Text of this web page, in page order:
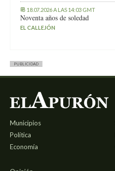
18.07.2026 A LAS 14:03 GMT
Noventa años de soledad
EL CALLEJÓN
PUBLICIDAD
Municipios
Política
Economía